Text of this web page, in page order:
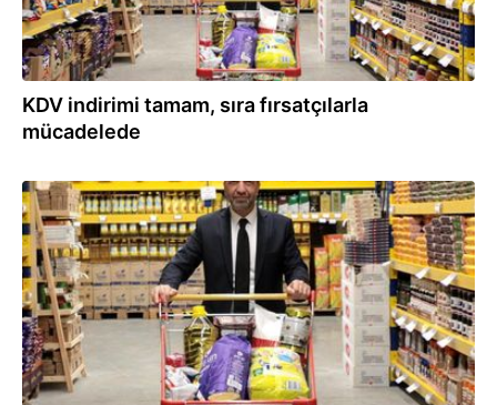
KDV indirimi tamam, sıra fırsatçılarla
mücadelede
17.03.2022